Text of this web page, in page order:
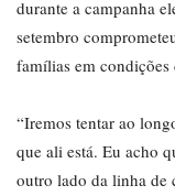
durante a campanha
setembro
famílias em condições
“Iremos tentar ao
que ali está. Eu acho
outro lado da linha de